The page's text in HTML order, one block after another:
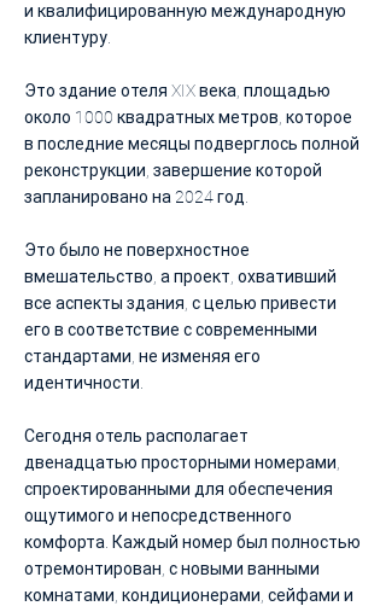
и квалифицированную международную
клиентуру.
Это здание отеля XIX века, площадью
около 1000 квадратных метров, которое
в последние месяцы подверглось полной
реконструкции, завершение которой
запланировано на 2024 год.
Это было не поверхностное
вмешательство, а проект, охвативший
все аспекты здания, с целью привести
его в соответствие с современными
стандартами, не изменяя его
идентичности.
Сегодня отель располагает
двенадцатью просторными номерами,
спроектированными для обеспечения
ощутимого и непосредственного
комфорта. Каждый номер был полностью
отремонтирован, с новыми ванными
комнатами, кондиционерами, сейфами и